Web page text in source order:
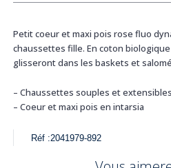
Petit coeur et maxi pois rose fluo
chaussettes fille. En coton
glisseront dans les baskets et
– Chaussettes souples et extensibles
– Coeur et maxi pois en intarsia
Réf :2041979-892